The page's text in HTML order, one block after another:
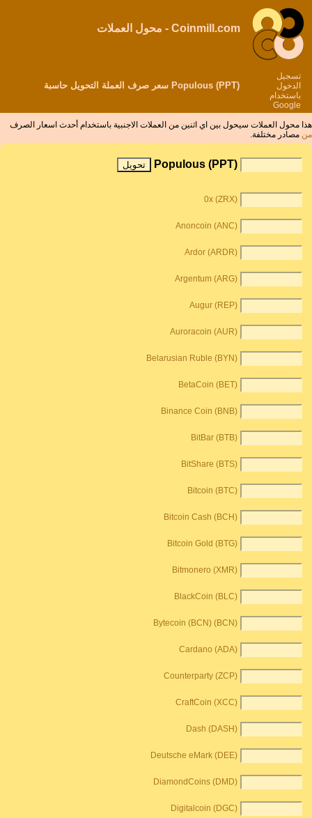
تسجيل
الدخول
باستخدام
Google
Coinmill.com - محول العملات
Populous (PPT) سعر صرف العملة التحويل حاسبة
هذا محول العملات سيحول بين اي اثنين من العملات الاجنبية باستخدام أحدث اسعار الصرف
من مصادر مختلفة.
Populous (PPT)
0x (ZRX)
Anoncoin (ANC)
Ardor (ARDR)
Argentum (ARG)
Augur (REP)
Auroracoin (AUR)
Belarusian Ruble (BYN)
BetaCoin (BET)
Binance Coin (BNB)
BitBar (BTB)
BitShare (BTS)
Bitcoin (BTC)
Bitcoin Cash (BCH)
Bitcoin Gold (BTG)
Bitmonero (XMR)
BlackCoin (BLC)
Bytecoin (BCN) (BCN)
Cardano (ADA)
Counterparty (ZCP)
CraftCoin (XCC)
Dash (DASH)
Deutsche eMark (DEE)
DiamondCoins (DMD)
Digitalcoin (DGC)